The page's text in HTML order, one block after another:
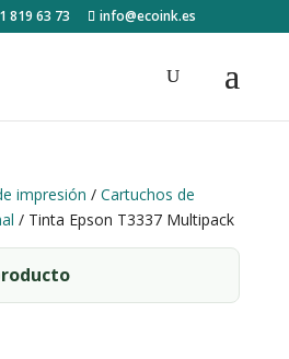
819 63 73 info@ecoink.es
impresión / Cartuchos de
/ Tinta Epson T3337 Multipack